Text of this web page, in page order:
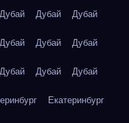
Дубай Дубай Дубай
Дубай Дубай Дубай
Дубай Дубай Дубай
Екатеринбург